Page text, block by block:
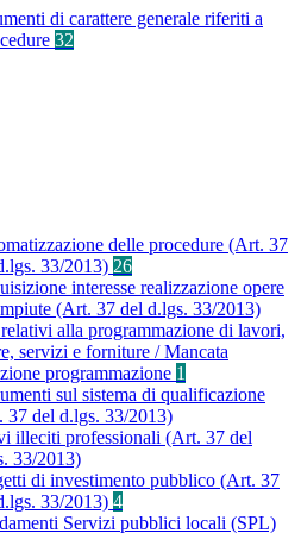
di carattere generale riferiti a
32
delle procedure (Art. 37
33/2013) 26
interesse realizzazione opere
(Art. 37 del d.lgs. 33/2013)
alla programmazione di lavori,
servizi e forniture / Mancata
programmazione 1
sul sistema di qualificazione
37 del d.lgs. 33/2013)
illeciti professionali (Art. 37 del
33/2013)
di investimento pubblico (Art. 37
33/2013) 4
Servizi pubblici locali (SPL)